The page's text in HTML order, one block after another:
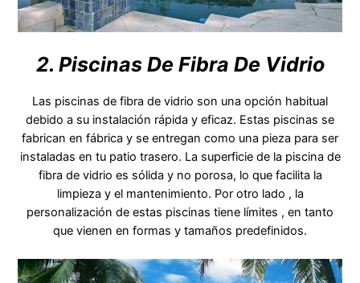
2. Piscinas De Fibra De Vidrio
Las piscinas de fibra de vidrio son una opción habitual
debido a su instalación rápida y eficaz. Estas piscinas se
fabrican en fábrica y se entregan como una pieza para ser
instaladas en tu patio trasero. La superficie de la piscina de
fibra de vidrio es sólida y no porosa, lo que facilita la
limpieza y el mantenimiento. Por otro lado , la
personalización de estas piscinas tiene límites , en tanto
que vienen en formas y tamaños predefinidos.